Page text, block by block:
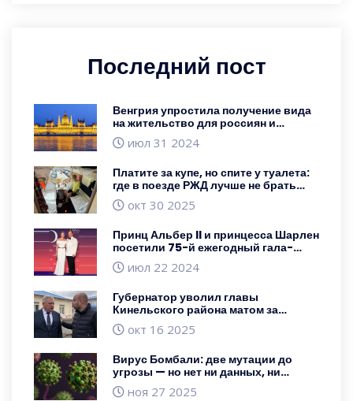
Последний пост
Венгрия упростила получение вида
на жительство для россиян и
белорусов с перспективой
постоянного проживания
июл 31 2024
Платите за купе, но спите у туалета:
где в поезде РЖД лучше не брать
местоокт 30 2025
Принц Альбер II и принцесса Шарлен
посетили 75-й ежегодный гала-
концерт Красного Креста в Монако
июл 22 2024
Губернатор уволил главы
Кинельского района матом за
табличку ВОВ
окт 16 2025
Вирус Бомбали: две мутации до
угрозы — но нет ни данных, ни
экспертов
ноя 27 2025